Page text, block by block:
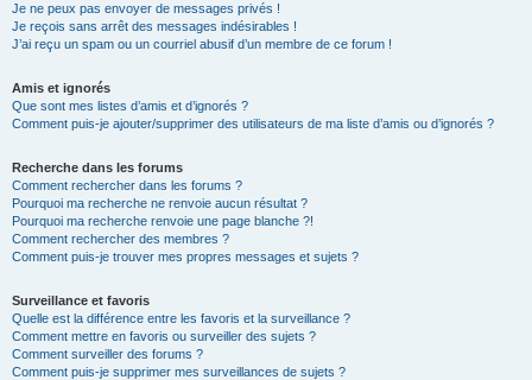
Je ne peux pas envoyer de messages privés !
Je reçois sans arrêt des messages indésirables !
J’ai reçu un spam ou un courriel abusif d’un membre de ce forum !
Amis et ignorés
Que sont mes listes d’amis et d’ignorés ?
Comment puis-je ajouter/supprimer des utilisateurs de ma liste d’amis ou d’ignorés ?
Recherche dans les forums
Comment rechercher dans les forums ?
Pourquoi ma recherche ne renvoie aucun résultat ?
Pourquoi ma recherche renvoie une page blanche ?!
Comment rechercher des membres ?
Comment puis-je trouver mes propres messages et sujets ?
Surveillance et favoris
Quelle est la différence entre les favoris et la surveillance ?
Comment mettre en favoris ou surveiller des sujets ?
Comment surveiller des forums ?
Comment puis-je supprimer mes surveillances de sujets ?